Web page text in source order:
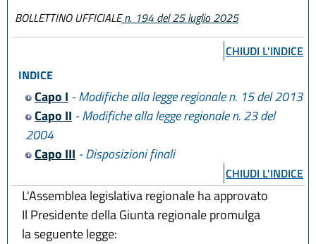
BOLLETTINO UFFICIALEn. 194 del 25 luglio 2025
CHIUDI L'INDICE
INDICE
Capo I - Modifiche alla legge regionale n. 15 del 2013
Capo II - Modifiche alla legge regionale n. 23 del
2004
Capo III - Disposizioni finali
CHIUDI L'INDICE
L'Assemblea legislativa regionale ha approvato
Il Presidente della Giunta regionale promulga
la seguente legge: